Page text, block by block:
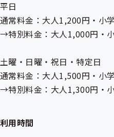
平日
通常料金：大人1,200円・小
→特別料金：大人1,000円・
土曜・日曜・祝日・特定日
通常料金：大人1,500円・小
→特別料金：大人1,300円・
利用時間